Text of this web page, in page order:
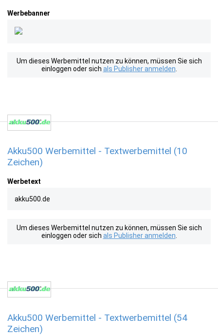
Werbebanner
Um dieses Werbemittel nutzen zu können, müssen Sie sich
einloggen oder sich als Publisher anmelden
Akku500 Werbemittel - Textwerbemittel (10
Zeichen)
Werbetext
akku500.de
Um dieses Werbemittel nutzen zu können, müssen Sie sich
einloggen oder sich als Publisher anmelden
Akku500 Werbemittel - Textwerbemittel (54
Zeichen)